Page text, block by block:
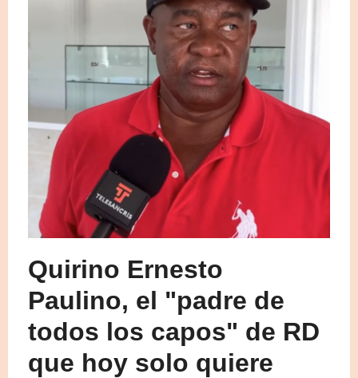
Quirino Ernesto
Paulino, el "padre de
todos los capos" de RD
que hoy solo quiere